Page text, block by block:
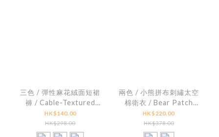
三色 / 彈性麻花絨面短裙
褲 / Cable-Textured
Ribbed Elastic Skort
HK$140.00
HK$298.00
兩色 / 小熊拼布刺繡太空
棉衛衣 / Bear Patch
Embroidered Scuba
Knit Hoodie
HK$220.00
HK$378.00